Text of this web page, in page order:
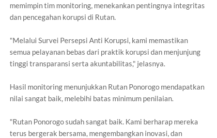
memimpin tim monitoring, menekankan pentingnya integritas
dan pencegahan korupsi di Rutan.
"Melalui Survei Persepsi Anti Korupsi, kami memastikan
semua pelayanan bebas dari praktik korupsi dan menjunjung
tinggi transparansi serta akuntabilitas," jelasnya.
Hasil monitoring menunjukkan Rutan Ponorogo mendapatkan
nilai sangat baik, melebihi batas minimum penilaian.
"Rutan Ponorogo sudah sangat baik. Kami berharap mereka
terus bergerak bersama, mengembangkan inovasi, dan